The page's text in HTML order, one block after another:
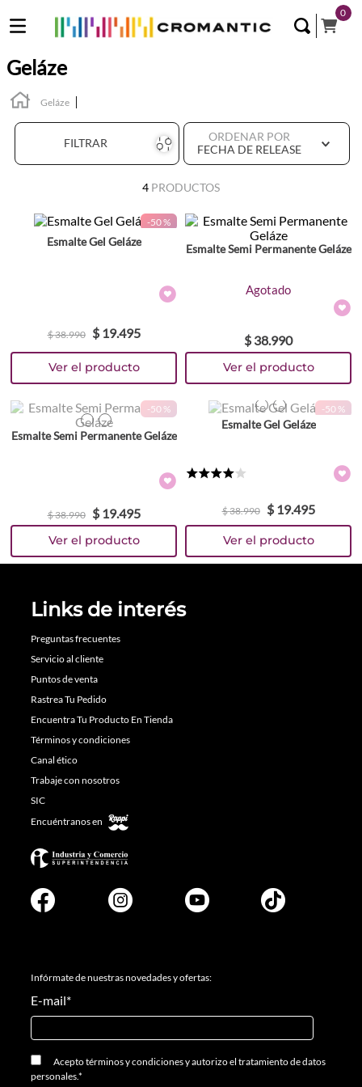
0
Geláze
Geláze
FILTRAR
ORDENAR POR
FECHA DE RELEASE
4 PRODUCTOS
-50 %
Esmalte Gel Geláze
$38.990 $ 19.495
Esmalte Semi Permanente Geláze
Agotado
$ 38.990
-50 %
Esmalte Semi Permanente Geláze
$38.990 $ 19.495
-50 %
Colores
Esmalte Gel Geláze
$38.990 $ 19.495
Links de interés
Preguntas frecuentes
Servicio al cliente
Puntos de venta
Rastrea Tu Pedido
Encuentra Tu Producto En Tienda
Términos y condiciones
Canal ético
Trabaje con nosotros
SIC
Encuéntranos en
Infórmate de nuestras novedades y ofertas:
E-mail*
Aceptotérminos y condicionesyautorizo el tratamiento de datos
personales.*